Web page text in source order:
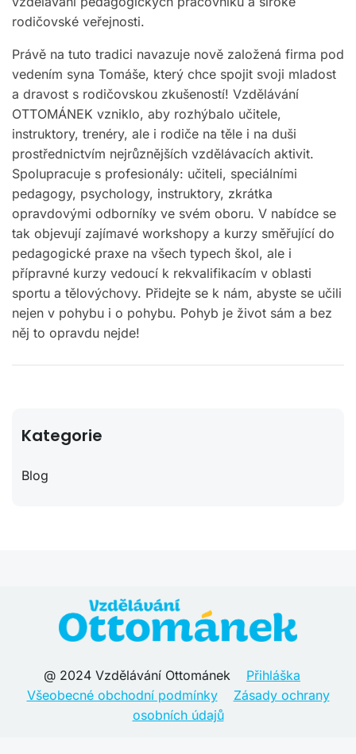
rodičovské veřejnosti.
Právě na tuto tradici navazuje nově založená firma pod
vedením syna Tomáše, který chce spojit svoji mladost
a dravost s rodičovskou zkušeností! Vzdělávání
OTTOMÁNEK vzniklo, aby rozhýbalo učitele,
instruktory, trenéry, ale i rodiče na těle i na duši
prostřednictvím nejrůznějších vzdělávacích aktivit.
Spolupracuje s profesionály: učiteli, speciálními
pedagogy, psychology, instruktory, zkrátka
opravdovými odborníky ve svém oboru. V nabídce se
tak objevují zajímavé workshopy a kurzy směřující do
pedagogické praxe na všech typech škol, ale i
přípravné kurzy vedoucí k rekvalifikacím v oblasti
sportu a tělovýchovy. Přidejte se k nám, abyste se učili
nejen v pohybu i o pohybu. Pohyb je život sám a bez
něj to opravdu nejde!
Kategorie
Blog
@ 2024 Vzdělávání Ottománek Přihláška
Všeobecné obchodní podmínky
Zásady ochrany
osobních údajů